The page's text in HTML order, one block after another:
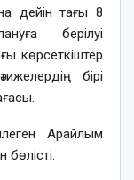
дейін тағы 8
берілуі
көрсеткіштер
бірі
Арайлым